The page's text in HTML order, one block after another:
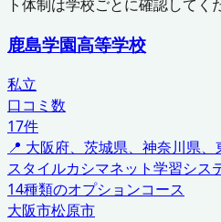
ト体制は学校ごとに確認してく
鹿島学園高等学校
私立
口コミ数
17件
📍 大阪府、茨城県、神奈川県
スタイルカシマネット学習シス
14種類のオプションコース
大阪市松原市